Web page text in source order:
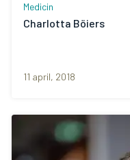
Medicin
Charlotta Böiers
11 april, 2018